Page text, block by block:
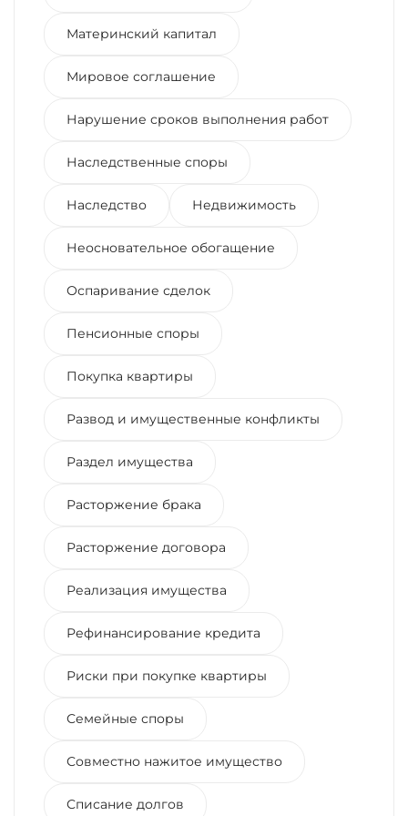
Материнский капитал
Мировое соглашение
Нарушение сроков выполнения работ
Наследственные споры
Наследство Недвижимость
Неосновательное обогащение
Оспаривание сделок
Пенсионные споры
Покупка квартиры
Развод и имущественные конфликты
Раздел имущества
Расторжение брака
Расторжение договора
Реализация имущества
Рефинансирование кредита
Риски при покупке квартиры
Семейные споры
Совместно нажитое имущество
Списание долгов